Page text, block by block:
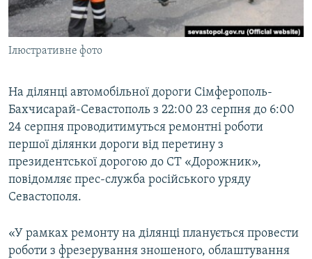
СВІДЧЕННЯ ОКУПАЦІЇ
УКРАЇНСЬКА ПРОБЛЕМА КРИМУ
ІНФОГРАФІКА
Qırımtatar
ДОЛУЧАЙСЯ!
Усі сайти RFE/RL
Ілюстративне фото
На ділянці автомобільної дороги Сімферополь-
Бахчисарай-Севастополь з 22:00 23 серпня до 6:00
24 серпня проводитимуться ремонтні роботи
першої ділянки дороги від перетину з
президентської дорогою до СТ «Дорожник»,
повідомляє прес-служба російського уряду
Севастополя.
«У рамках ремонту на ділянці планується провести
роботи з фрезерування зношеного, облаштування